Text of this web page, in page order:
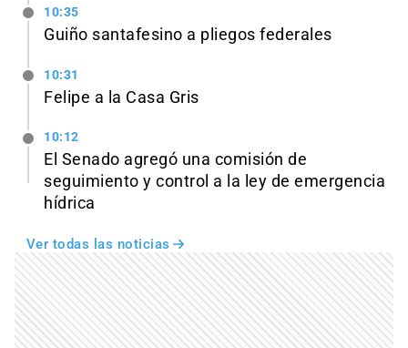
10:35
Guiño santafesino a pliegos federales
10:31
Felipe a la Casa Gris
10:12
El Senado agregó una comisión de
seguimiento y control a la ley de emergencia
hídrica
Ver todas las noticias